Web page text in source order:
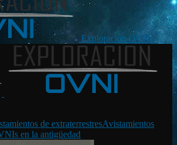
Exploración OVNI
de extraterrestresAvistamientos
en la antigüedad